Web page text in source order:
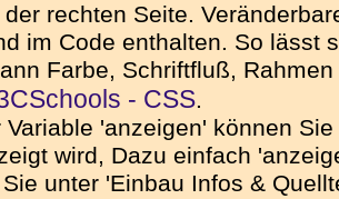
rechten Seite.
im Code enthalten. So
Farbe, Schriftfluß,
- CSS.
Variable 'anzeigen' können
wird, Dazu einfach
unter 'Einbau Infos &